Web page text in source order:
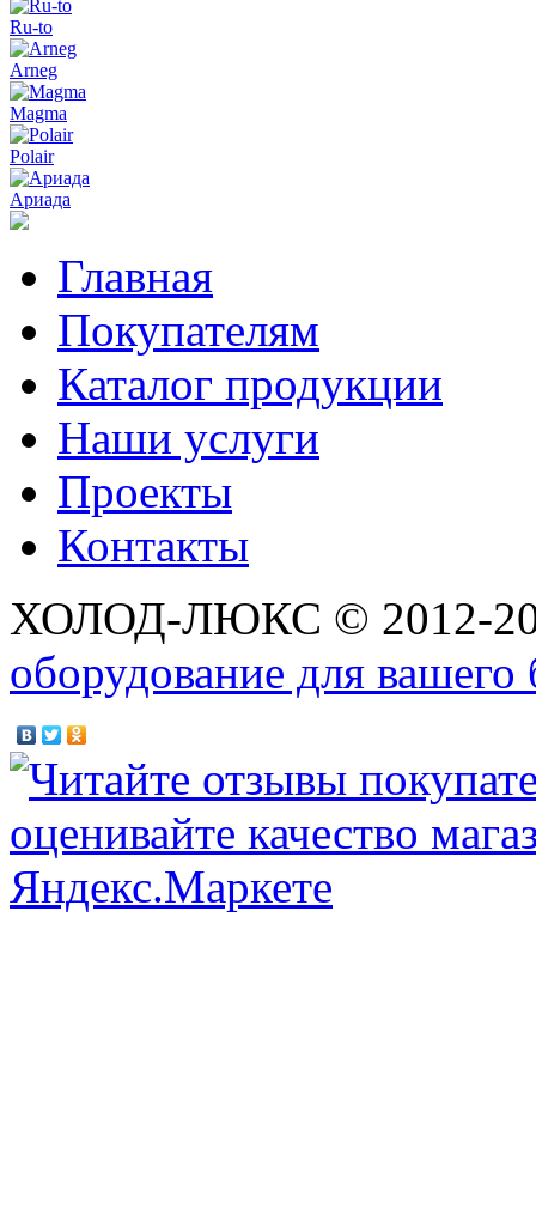
Ru-to
Arneg
Magma
Polair
Ариада
Главная
Покупателям
Каталог продукции
Наши услуги
Проекты
Контакты
ХОЛОД-ЛЮКС © 2012-
оборудование для вашего